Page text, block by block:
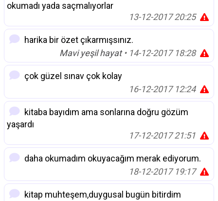
okumadı yada saçmalıyorlar
13-12-2017 20:25
harika bir özet çıkarmışsınız.
Mavi yeşil hayat• 14-12-2017 18:28
çok güzel sınav çok kolay
16-12-2017 12:24
kitaba bayıdım ama sonlarına doğru gözüm
yaşardı
17-12-2017 21:51
daha okumadım okuyacağım merak ediyorum.
18-12-2017 19:17
kitap muhteşem,duygusal bugün bitirdim